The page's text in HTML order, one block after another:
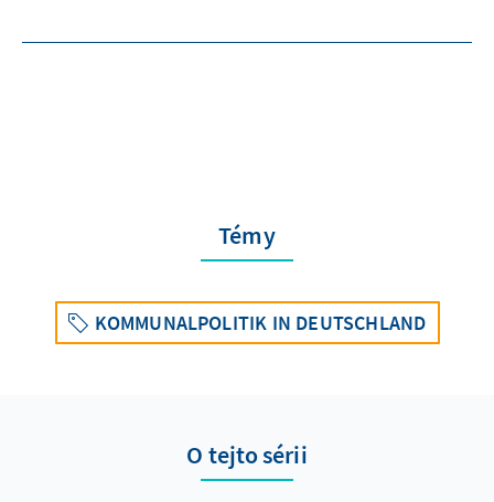
Témy
KOMMUNALPOLITIK IN DEUTSCHLAND
O tejto sérii